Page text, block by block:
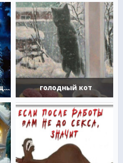
Благодарность уходящему году голодный кот